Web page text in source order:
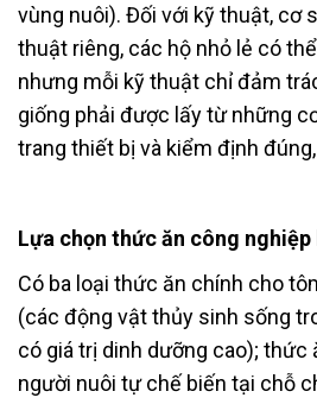
vùng nuôi). Đối với kỹ thuật, cơ
thuật riêng, các hộ nhỏ lẻ có
nhưng mỗi kỹ thuật chỉ đảm
giống phải được lấy từ những
trang thiết bị và kiểm định
Lựa chọn thức ăn công nghiệp
Có ba loại thức ăn chính cho
(các động vật thủy sinh sống
có giá trị dinh dưỡng cao); thức
người nuôi tự chế biến tại chỗ